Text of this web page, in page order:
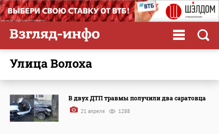
улица Волоха
В двух ДТП травмы получили два саратовца
21 апреля 1288